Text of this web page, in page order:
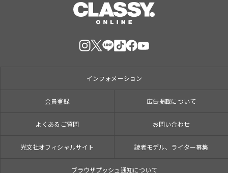
インフォメーション
会員登録 広告掲載について
よくあるご質問 お問い合わせ
光文社オフィシャルサイト 読者モデル、ライター募集
ブラウザプッシュ通知について